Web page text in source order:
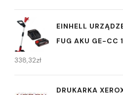
EINHELL
FUG AKU GE-
338,32zł
DRUKARKA